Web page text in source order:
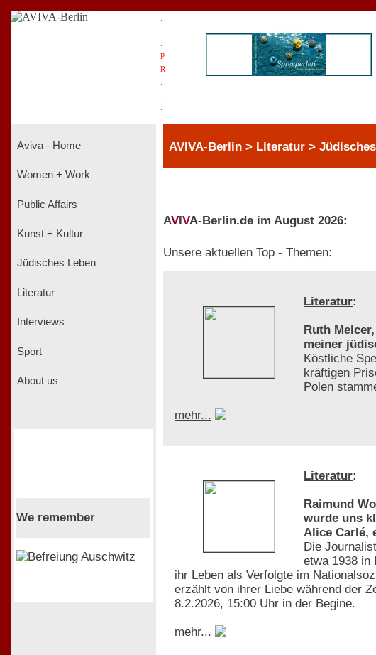
P
R
Aviva - Home
Women + Work
Public Affairs
Kunst + Kultur
Jüdisches Leben
Literatur
Interviews
Sport
About us
We remember
AVIVA-Berlin > Literatur >
AVIVA-Berlin.de im August 2026:
Unsere aktuellen Top - Themen:
Literatur:
Ruth
meiner
Köstliche
kräftigen
Polen
mehr...
Literatur:
Raimund
wurde uns
Alice Carlé,
Die
etwa 1938 in
ihr Leben als Verfolgte im
erzählt von ihrer Liebe während der
8.2.2026, 15:00 Uhr in der Begine.
mehr...